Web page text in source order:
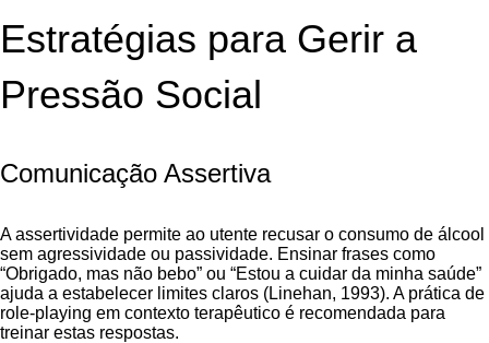
Estratégias para Gerir a
Pressão Social
Comunicação Assertiva
A assertividade permite ao utente recusar o consumo de álcool
sem agressividade ou passividade. Ensinar frases como
“Obrigado, mas não bebo” ou “Estou a cuidar da minha saúde”
ajuda a estabelecer limites claros (Linehan, 1993). A prática de
role-playing em contexto terapêutico é recomendada para
treinar estas respostas.